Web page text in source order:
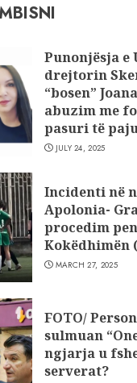
Punonjësja e
drejtorin
“bosen”
abuzim me
pasuri të
JULY 24, 2025
Incidenti në
Apolonia-
procedim
Kokëdhimën
MARCH 27, 2025
FOTO/
sulmuan
ngjarja u
serverat?